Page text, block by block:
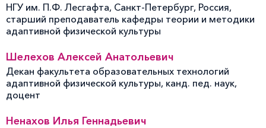
НГУ им. П.Ф. Лесгафта, Санкт-Петербург, Россия,
старший преподаватель кафедры теории и методики
адаптивной физической культуры
Шелехов Алексей Анатольевич
Декан факультета образовательных технологий
адаптивной физической культуры, канд. пед. наук,
доцент
Ненахов Илья Геннадьевич